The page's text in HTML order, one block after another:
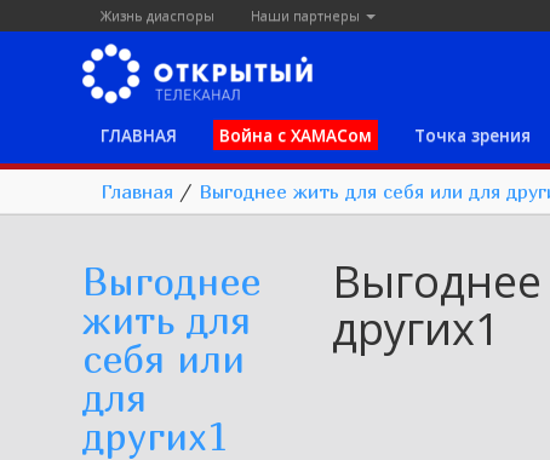
Жизнь диаспоры Наши партнеры
ГЛАВНАЯ Война с ХАМАСом Точка зрения
Главная / Выгоднее жить для себя или для
Выгоднее
жить для
себя или
для
других1
других1